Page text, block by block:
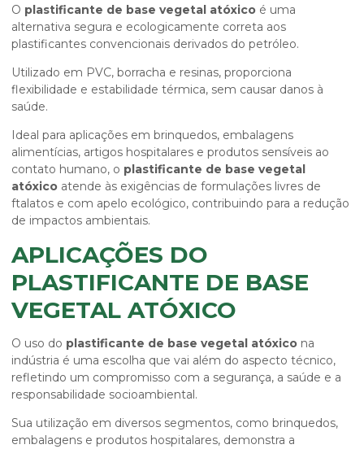
O plastificante de base vegetal atóxico é uma
alternativa segura e ecologicamente correta aos
plastificantes convencionais derivados do petróleo.
Utilizado em PVC, borracha e resinas, proporciona
flexibilidade e estabilidade térmica, sem causar danos à
saúde.
Ideal para aplicações em brinquedos, embalagens
alimentícias, artigos hospitalares e produtos sensíveis ao
contato humano, o plastificante de base vegetal
atóxico atende às exigências de formulações livres de
ftalatos e com apelo ecológico, contribuindo para a redução
de impactos ambientais.
APLICAÇÕES DO
PLASTIFICANTE DE BASE
VEGETAL ATÓXICO
O uso do plastificante de base vegetal atóxico na
indústria é uma escolha que vai além do aspecto técnico,
refletindo um compromisso com a segurança, a saúde e a
responsabilidade socioambiental.
Sua utilização em diversos segmentos, como brinquedos,
embalagens e produtos hospitalares, demonstra a